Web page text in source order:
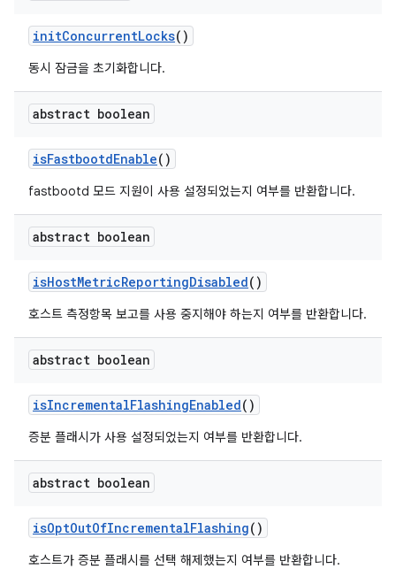
initConcurrentLocks()
동시 잠금을 초기화합니다.
abstract boolean
isFastbootdEnable()
fastbootd 모드 지원이 사용 설정되었는지 여부를 반환합니다.
abstract boolean
isHostMetricReportingDisabled()
호스트 측정항목 보고를 사용 중지해야 하는지 여부를 반환합니다.
abstract boolean
isIncrementalFlashingEnabled()
증분 플래시가 사용 설정되었는지 여부를 반환합니다.
abstract boolean
isOptOutOfIncrementalFlashing()
호스트가 증분 플래시를 선택 해제했는지 여부를 반환합니다.